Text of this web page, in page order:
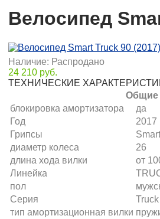
Велосипед
Наличие: Распродано
24 210 руб.
ТЕХНИЧЕСКИЕ
Общие
блокировка амортизатора
да
Год
2017
Грипсы
диаметр колеса
26
длина хода вилки
от
Линейка
пол
Серия
Truck
тип амортизационная вилки